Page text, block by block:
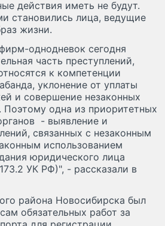
действия иметь не будут.
становились лица, ведущие
жизни.
однодневок сегодня
часть преступлений,
к компетенции
уклонение от уплаты
и совершение незаконных
Поэтому одна из приоритетных
- выявление и
связанных с незаконным
использованием
юридического лица
УК РФ)", - рассказали в
района Новосибирска был
обязательных работ за